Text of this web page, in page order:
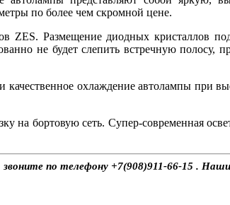
по более чем скромной цене.
ZES. Размещение диодных кристаллов
не будет слепить встречную полосу,
охлаждение автолампы при
на бортовую сеть. Супер-современная
звоните по телефону +7(908)911-66-15 .